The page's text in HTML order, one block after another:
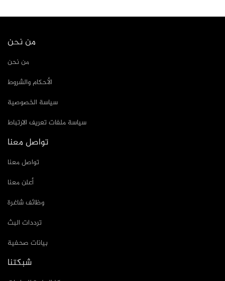
من نحن
من نحن
الأحكام والشروط
سياسة الخصوصية
سياسة ملفات تعريف الارتباط
تواصل معنا
تواصل معنا
أعلن معنا
وظائف شاغرة
ترددات البث
بيانات صحفية
شبكتنا